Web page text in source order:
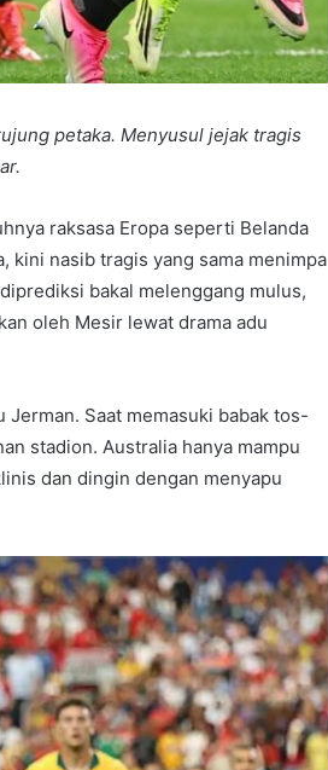
petaka. Menyusul jejak tragis
raksasa Eropa seperti Belanda
kini nasib tragis yang sama menimpa
bakal melenggang mulus,
oleh Mesir lewat drama adu
Saat memasuki babak tos-
stadion. Australia hanya mampu
dan dingin dengan menyapu